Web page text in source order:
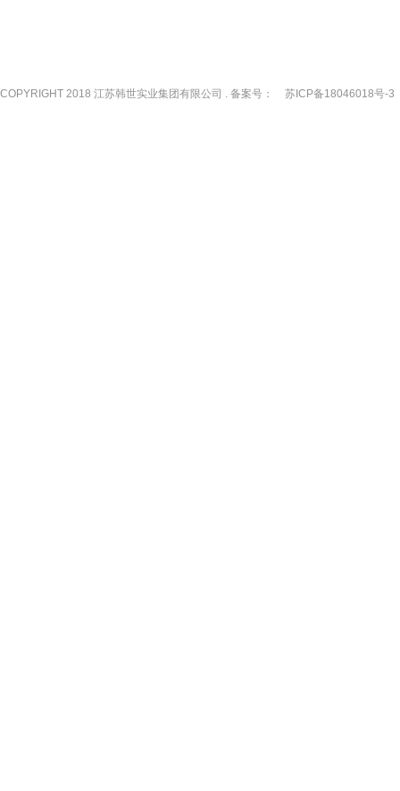
COPYRIGHT 2018 江苏韩世实业集团有限公司 . 备案号： 苏ICP备18046018号-3